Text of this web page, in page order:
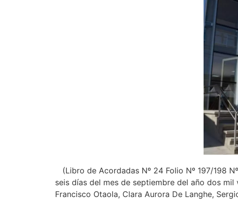
(Libro de Acordadas Nº 24 Folio Nº 197/198
seis días del mes de septiembre del año dos
Francisco Otaola, Clara Aurora De Langhe,